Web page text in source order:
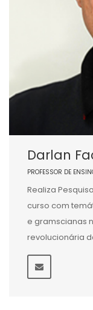
Darlan
PROFESSOR DE
Realiza
curso com
e gramscianas
revolucionária